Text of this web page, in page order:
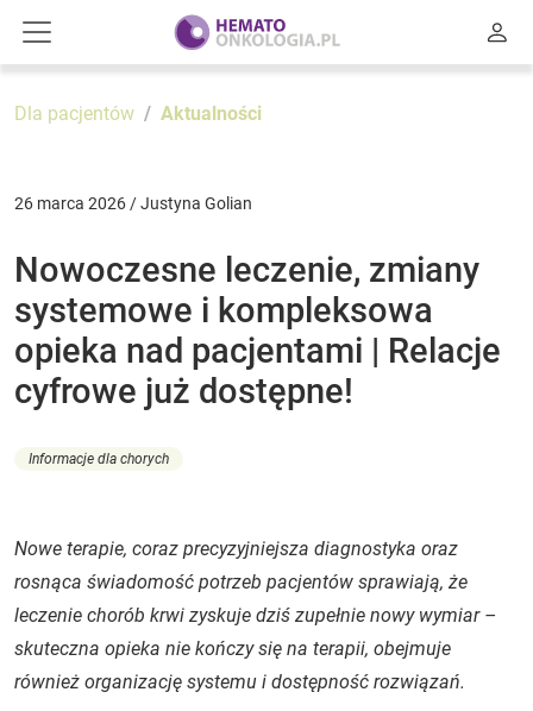
Dla pacjentów Aktualności
26 marca 2026 / Justyna Golian
Nowoczesne leczenie, zmiany
systemowe i kompleksowa
opieka nad pacjentami | Relacje
cyfrowe już dostępne!
Informacje dla chorych
Nowe terapie, coraz precyzyjniejsza diagnostyka oraz
rosnąca świadomość potrzeb pacjentów sprawiają, że
leczenie chorób krwi zyskuje dziś zupełnie nowy wymiar –
skuteczna opieka nie kończy się na terapii, obejmuje
również organizację systemu i dostępność rozwiązań.